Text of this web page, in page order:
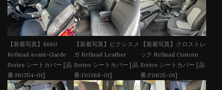
【装着写真】S660
Refinad Avant-Garde
Series シートカバー [品
番:H0354-01]
【装着写真】ピクシスメ
ガ Refinad Leather
Series シートカバー [品
番:D0368-01]
【装着写真】クロストレ
ック Refinad Custom
Series シートカバー [品
番:F0625-01]